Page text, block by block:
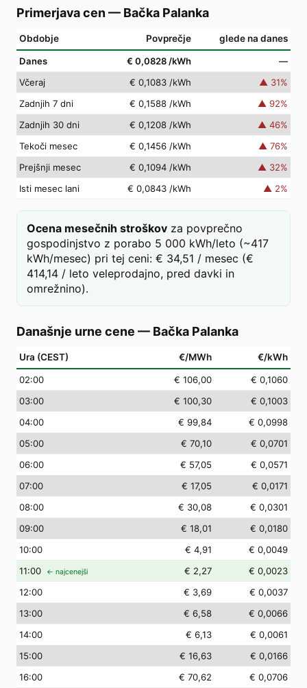
Primerjava cen — Bačka Palanka
Obdobje Povprečje glede na danes
Danes € 0,0828 /kWh
—
Včeraj
€ 0,1083 /kWh ▲ 31%
Zadnjih 7 dni
€ 0,1588 /kWh ▲ 92%
Zadnjih 30 dni
€ 0,1208 /kWh ▲ 46%
Tekoči mesec
€ 0,1456 /kWh ▲ 76%
Prejšnji mesec
€ 0,1094 /kWh ▲ 32%
Isti mesec lani
€ 0,0843 /kWh ▲ 2%
Ocena mesečnih stroškov za povprečno
gospodinjstvo z porabo 5 000 kWh/leto (~417
kWh/mesec) pri tej ceni: € 34,51 / mesec (€
414,14 / leto veleprodajno, pred davki in
omrežnino).
Današnje urne cene — Bačka Palanka
Ura (CEST) €/MWh €/kWh
02:00 € 106,00
€ 0,1060
03:00 € 100,30
€ 0,1003
04:00 € 99,84
€ 0,0998
05:00 € 70,10
€ 0,0701
06:00 € 57,05
€ 0,0571
07:00 € 17,05
€ 0,0171
08:00 € 30,08
€ 0,0301
09:00 € 18,01
€ 0,0180
10:00 € 4,91
€ 0,0049
11:00 ← najcenejši € 2,27
€ 0,0023
12:00 € 3,69
€ 0,0037
13:00 € 6,58
€ 0,0066
14:00 € 6,13
€ 0,0061
15:00 € 16,63
€ 0,0166
16:00 € 70,62
€ 0,0706